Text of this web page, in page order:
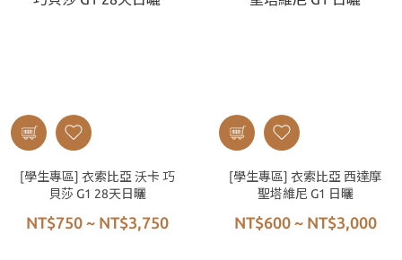
[學生專區] 衣索比亞 沃卡 巧
貝莎 G1 28天日曬
NT$750 ~ NT$3,750
[學生專區] 衣索比亞 西達摩
聖塔維尼 G1 日曬
NT$600 ~ NT$3,000